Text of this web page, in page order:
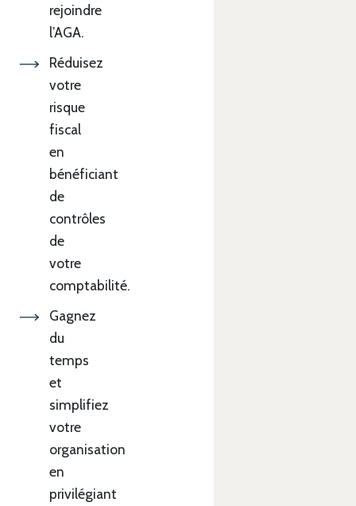
rejoindre
l’AGA.
Réduisez
votre
risque
fiscal
en
bénéficiant
de
contrôles
de
votre
comptabilité.
Gagnez
du
temps
et
simplifiez
votre
organisation
en
privilégiant